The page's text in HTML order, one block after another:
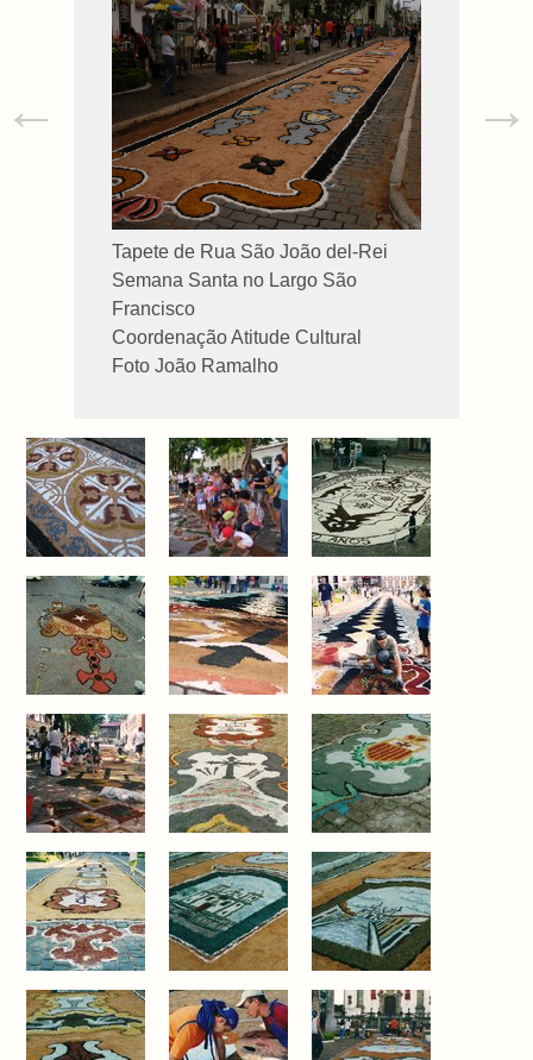
Tapete de Rua São João del-Rei
Semana Santa no Largo São
Francisco
Coordenação Atitude Cultural
Foto João Ramalho
← →